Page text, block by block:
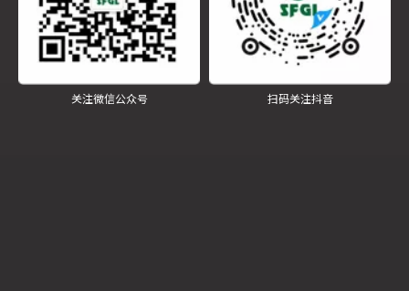
关注微信公众号 扫码关注抖音